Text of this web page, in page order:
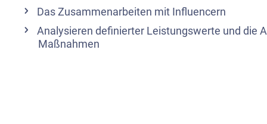
Das Zusammenarbeiten mit Influencern
Analysieren definierter Leistungswerte und die
Maßnahmen